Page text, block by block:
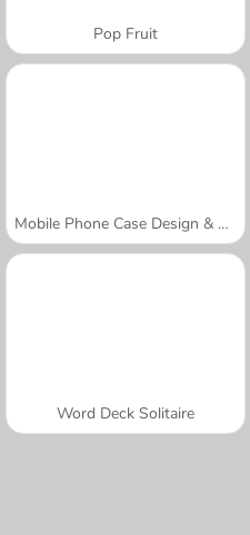
Pop Fruit
Mobile Phone Case Design & DIY
Word Deck Solitaire